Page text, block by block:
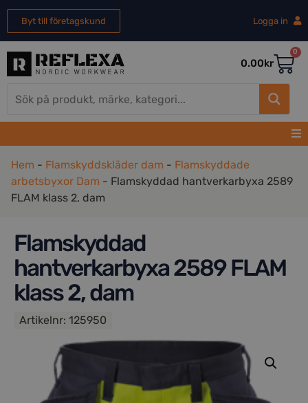
Byt till företagskund Logga in
0.00kr
0
Hem - Flamskyddskläder dam - Flamskyddade
arbetsbyxor Dam - Flamskyddad hantverkarbyxa 2589
FLAM klass 2, dam
Flamskyddad
hantverkarbyxa 2589 FLAM
klass 2, dam
Artikelnr: 125950